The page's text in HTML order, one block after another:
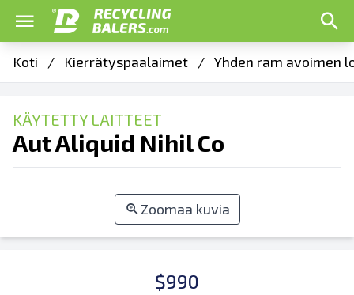
Koti / Kierrätyspaalaimet / Yhden ram avoimen
KÄYTETTY LAITTEET
Aut Aliquid Nihil Co
Zoomaa kuvia
$990